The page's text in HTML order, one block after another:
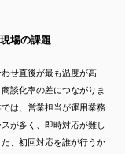
場の課題
せ直後が最も温度が高
談化率の差につながりま
は、営業担当が運用業務
が多く、即時対応が難し
、初回対応を誰が行うか